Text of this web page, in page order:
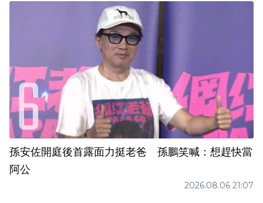
孫安佐開庭後首露面力挺老爸 孫鵬笑喊：想趕快當
阿公
2026.08.06 21:07